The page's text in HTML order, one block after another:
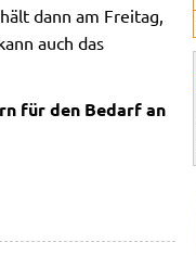
dann am Freitag,
auch das
für den Bedarf an